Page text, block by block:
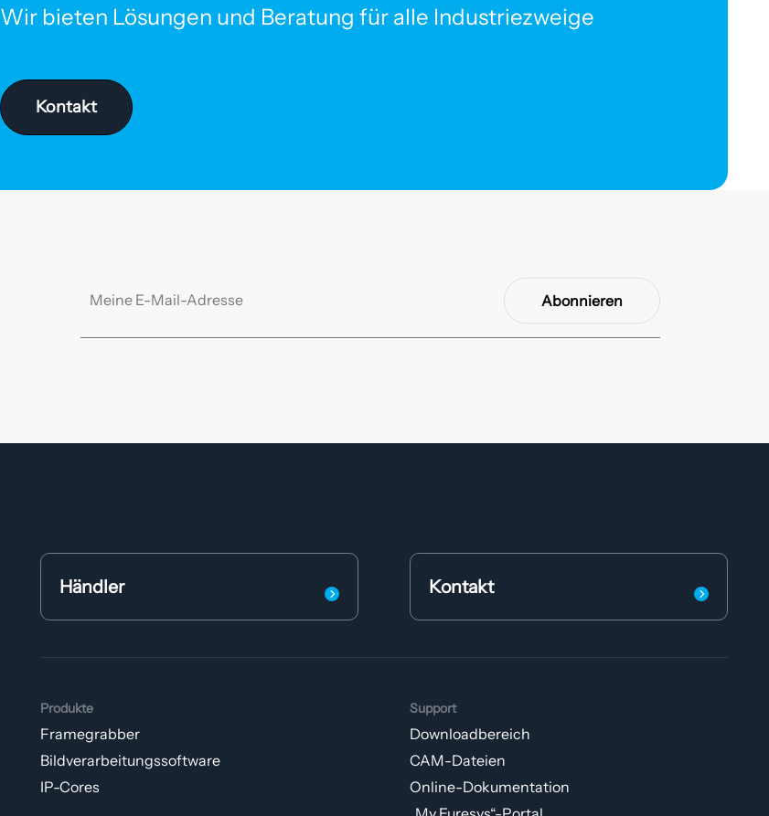
Wir bieten Lösungen und Beratung für alle Industriezweige
Kontakt
Abonnieren
Händler Kontakt
Produkte
Framegrabber
Bildverarbeitungs­software
IP-Cores
Support
Downloadbereich
CAM-Dateien
Online-Dokumentation